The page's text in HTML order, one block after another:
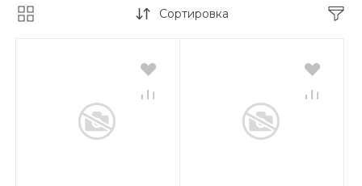
Сортировка